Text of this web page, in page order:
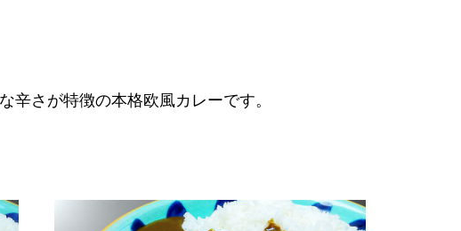
辛さが特徴の本格欧風カレーです。